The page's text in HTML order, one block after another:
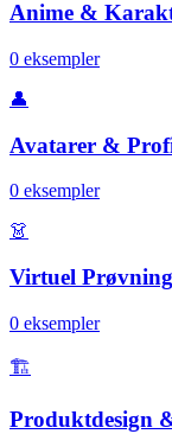
Anime &
0 eksempler
👤
Avatarer &
0 eksempler
👗
Virtuel
0 eksempler
🏗️
Produktdesign